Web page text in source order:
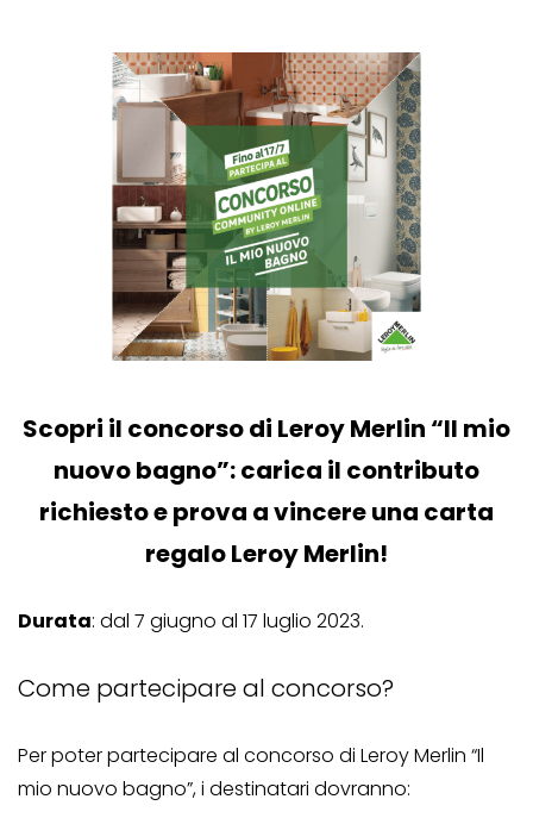
Scopri il concorso di Leroy Merlin “Il mio
nuovo bagno”: carica il contributo
richiesto e prova a vincere una carta
regalo Leroy Merlin!
Durata: dal 7 giugno al 17 luglio 2023.
Come partecipare al concorso?
Per poter partecipare al concorso di Leroy Merlin “Il
mio nuovo bagno”, i destinatari dovranno: